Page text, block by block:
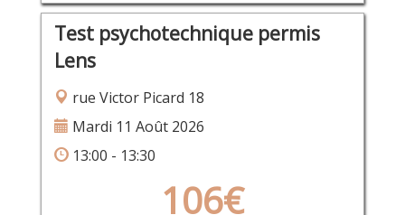
Test psychotechnique permis
Lens
rue Victor Picard 18
Mardi 11 Août 2026
13:00 - 13:30
106€